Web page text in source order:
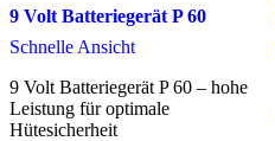
9 Volt Batteriegerät P 60
Schnelle Ansicht
9 Volt Batteriegerät P 60 – hohe
Leistung für optimale
Hütesicherheit